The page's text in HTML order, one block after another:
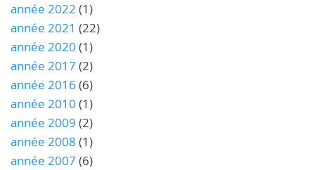
année 2022 (1)
année 2021 (22)
année 2020 (1)
année 2017 (2)
année 2016 (6)
année 2010 (1)
année 2009 (2)
année 2008 (1)
année 2007 (6)